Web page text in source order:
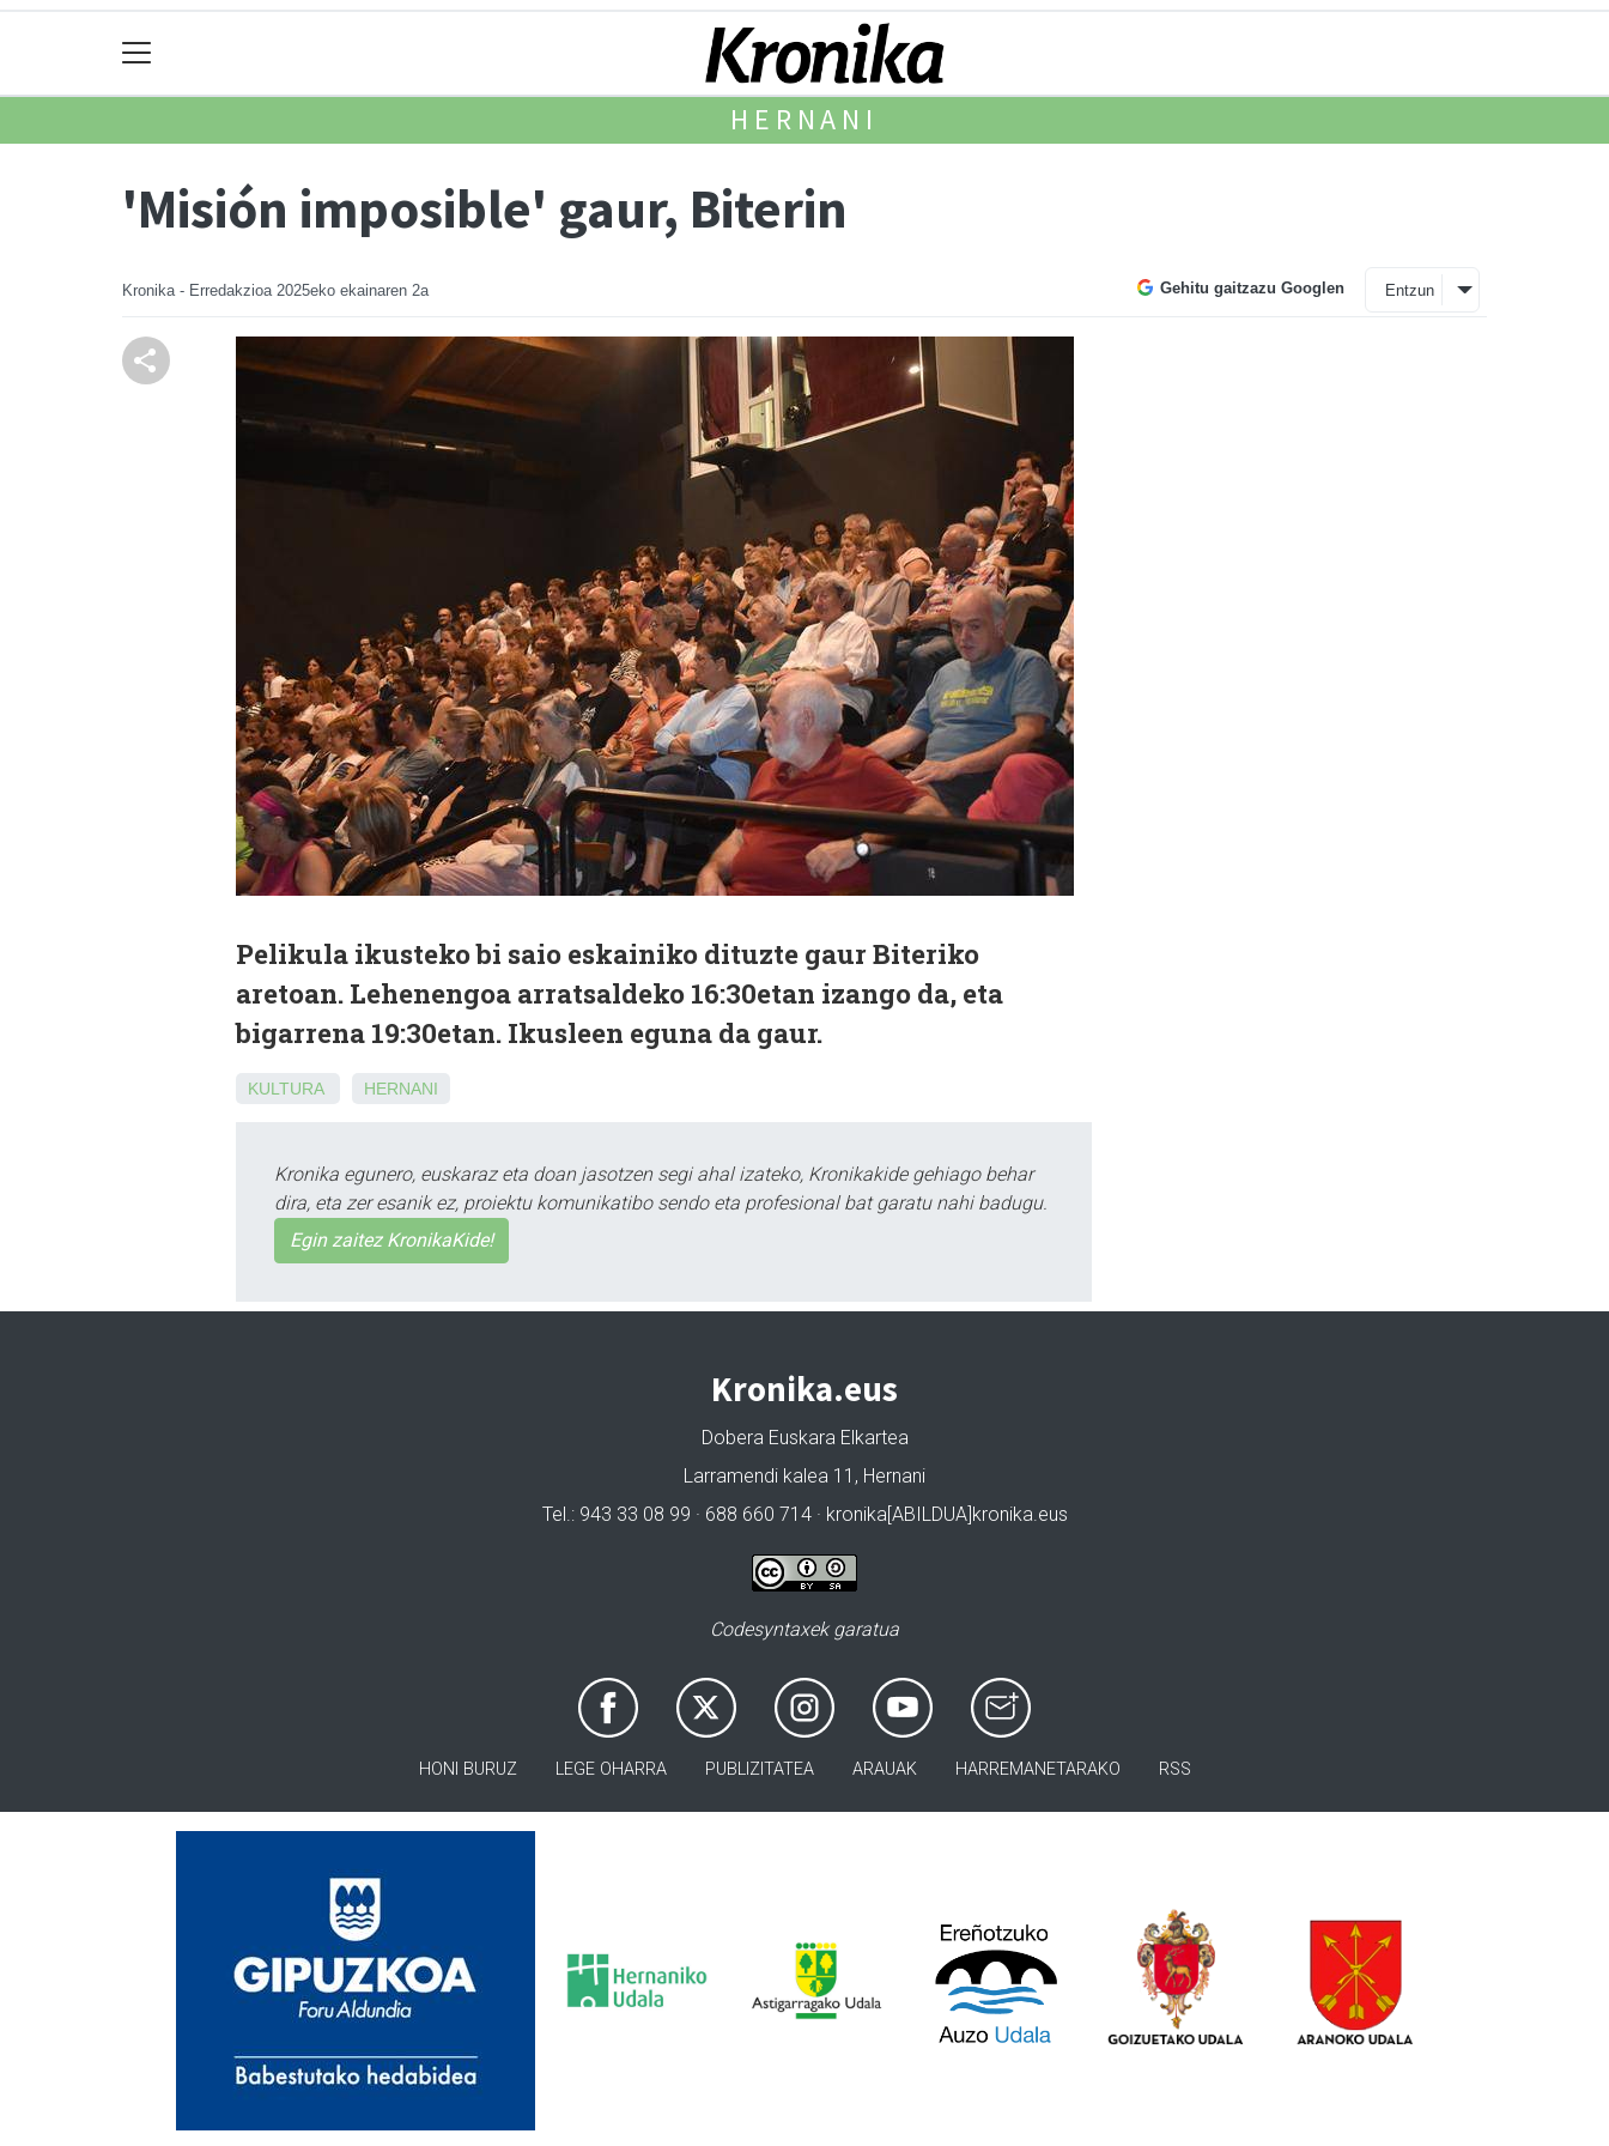
HERNANI
'Misión imposible' gaur, Biterin
Kronika - Erredakzioa 2025eko ekainaren 2a Gehitu gaitzazu Googlen Entzun
Pelikula ikusteko bi saio eskainiko dituzte gaur Biteriko
aretoan. Lehenengoa arratsaldeko 16:30etan izango da, eta
bigarrena 19:30etan. Ikusleen eguna da gaur.
KULTURA HERNANI
Kronika egunero, euskaraz eta doan jasotzen segi ahal izateko, Kronikakide gehiago behar
dira, eta zer esanik ez, proiektu komunikatibo sendo eta profesional bat garatu nahi badugu.
Egin zaitez KronikaKide!
Kronika.eus
Dobera Euskara Elkartea
Larramendi kalea 11, Hernani
Tel.: 943 33 08 99 · 688 660 714 · kronika[ABILDUA]kronika.eus
Codesyntaxek garatua
HONI BURUZ LEGE OHARRA PUBLIZITATEA ARAUAK HARREMANETARAKO RSS